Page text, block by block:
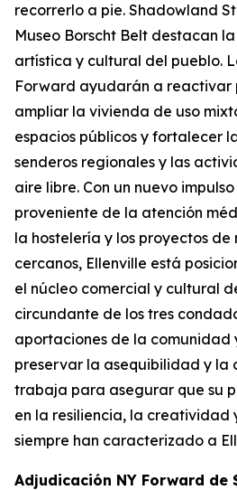
recorrerlo a pie. Shadowland
Museo Borscht Belt destacan
artística y cultural del pueblo.
Forward ayudarán a reactivar
ampliar la vivienda de uso
espacios públicos y fortalecer
senderos regionales y las
aire libre. Con un nuevo
proveniente de la atención
la hostelería y los proyectos de
cercanos, Ellenville está
el núcleo comercial y cultural
circundante de los tres
aportaciones de la comunidad
preservar la asequibilidad y la
trabaja para asegurar que su
en la resiliencia, la creatividad
siempre han caracterizado a
Adjudicación NY Forward de